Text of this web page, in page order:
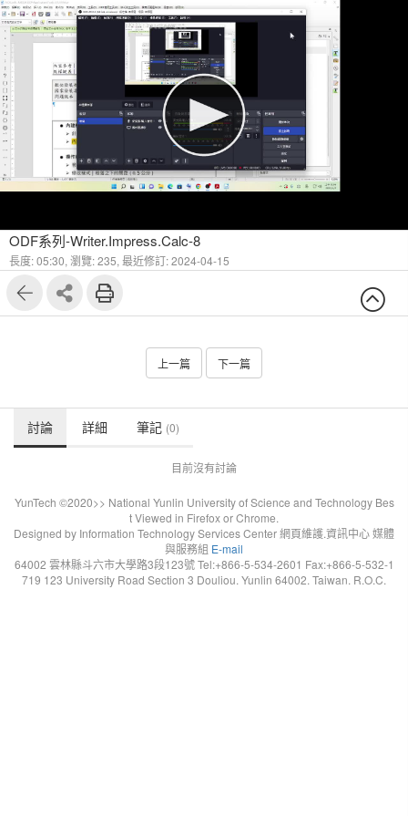
ODF系列-Writer.Impress.Calc-8
長度: 05:30, 瀏覽: 235, 最近修訂: 2024-04-15
上一篇 下一篇
討論 詳細 筆記 (0)
目前沒有討論
YunTech ©2020>> National Yunlin University of Science and Technology Bes
t Viewed in Firefox or Chrome.
Designed by Information Technology Services Center 網頁維護.資訊中心 媒體
與服務組 E-mail
64002 雲林縣斗六市大學路3段123號 Tel:+866-5-534-2601 Fax:+866-5-532-1
719 123 University Road Section 3 Douliou. Yunlin 64002. Taiwan. R.O.C.